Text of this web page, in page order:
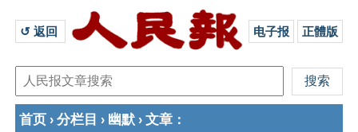
↺ 返回 电子报 正體版
首页 › 分栏目 › 幽默 › 文章 ：